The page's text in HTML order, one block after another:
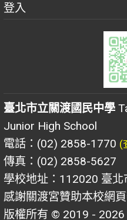
登入
臺北市立關渡國民中學
Junior High School
電話：(02) 2858-1770 (
傳真：(02) 2858-5627
學校地址：112020 臺
感謝關渡宮贊助本校網
版權所有 © 2019 - 2026